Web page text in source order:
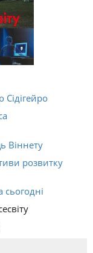
Сідігейро
Віннету
розвитку
сьогодні